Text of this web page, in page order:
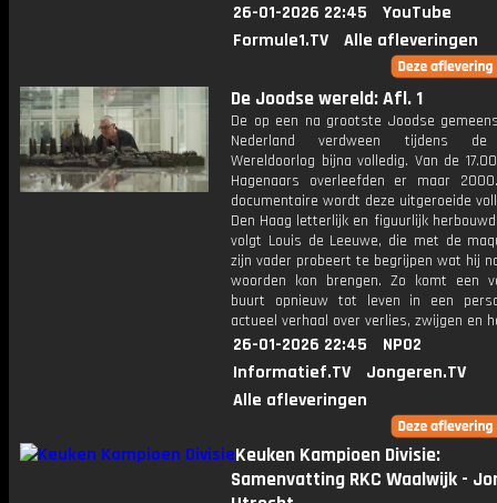
26-01-2026 22:45
YouTube
Formule1.TV
Alle afleveringen
De Joodse wereld: Afl. 1
De op een na grootste Joodse
Nederland verdween tijdens de
Wereldoorlog bijna volledig. Van de
Hagenaars overleefden er maar
documentaire wordt deze uitgeroeide
Den Haag letterlijk en figuurlijk
volgt Louis de Leeuwe, die met de
zijn vader probeert te begrijpen wat hij
woorden kon brengen. Zo komt een
buurt opnieuw tot leven in een
actueel verhaal over verlies, zwijgen en
26-01-2026 22:45
NPO2
Informatief.TV
Jongeren.TV
Alle afleveringen
Keuken Kampioen Divisie:
Samenvatting RKC Waalwijk -